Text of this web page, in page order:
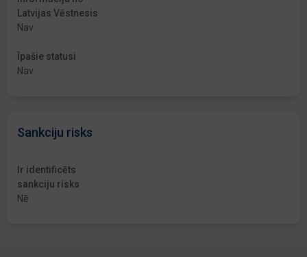
Latvijas Vēstnesis
Nav
Īpašie statusi
Nav
Sankciju risks
Ir identificēts
sankciju risks
Nē